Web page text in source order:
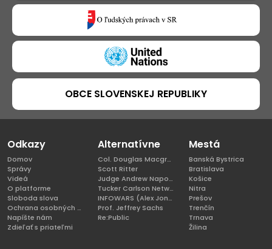
OBCE SLOVENSKEJ REPUBLIKY
Odkazy
Domov
Správy
Videá
O platforme
Sloboda slova
Ochrana osobných údajov
Napíšte nám
Zdieľať s priateľmi
Alternatívne
Col. Douglas Macgregor, Ph.D
Scott Ritter
Judge Andrew Napolitano
Tucker Carlson Network
INFOWARS (Alex Jones)
Prof. Jeffrey Sachs
Re:Public
Mestá
Banská Bystrica
Bratislava
Košice
Nitra
Prešov
Trenčín
Trnava
Žilina